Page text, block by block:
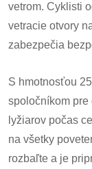
vetrom. Cyklisti
vetracie otvory
zabezpečia
S hmotnosťou
spoločníkom pre
lyžiarov počas
na všetky
rozbaľte a je